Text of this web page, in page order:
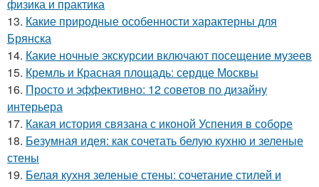
физика и практика
13. Какие природные особенности характерны для
Брянска
14. Какие ночные экскурсии включают посещение музеев
15. Кремль и Красная площадь: сердце Москвы
16. Просто и эффективно: 12 советов по дизайну
интерьера
17. Какая история связана с иконой Успения в соборе
18. Безумная идея: как сочетать белую кухню и зеленые
стены
19. Белая кухня зеленые стены: сочетание стилей и